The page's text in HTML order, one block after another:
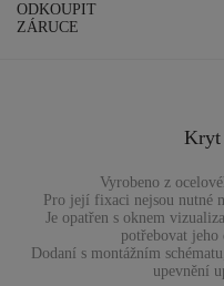
ODKOUPIT
ZÁRUCE
Kryt
Vyrobeno z
Pro její fixaci nejsou nutné
Je opatřen s oknem
potřebovat jeho
Dodaní s montážním
upevnění